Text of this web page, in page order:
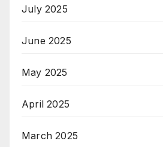
July 2025
June 2025
May 2025
April 2025
March 2025